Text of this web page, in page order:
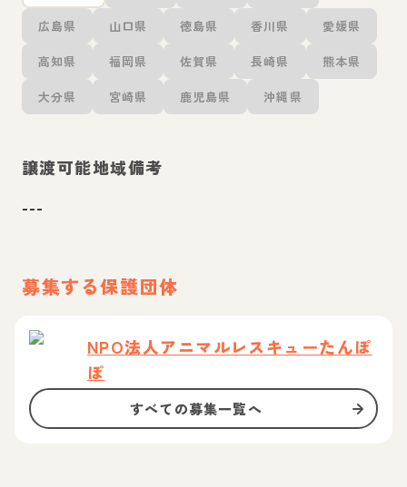
広島県 山口県 徳島県 香川県 愛媛県
高知県 福岡県 佐賀県 長崎県 熊本県
大分県 宮崎県 鹿児島県 沖縄県
譲渡可能地域備考
---
募集する保護団体
NPO法人アニマルレスキューたんぽ
ぽ
すべての募集一覧へ